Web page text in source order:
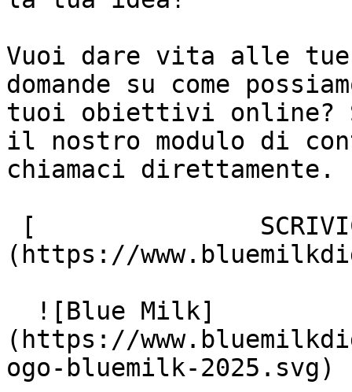
Vuoi dare vita alle
domande su come
tuoi obiettivi online?
il nostro modulo di
chiamaci direttamente.
(https://
(https://
ogo-bluemilk-2025.svg)